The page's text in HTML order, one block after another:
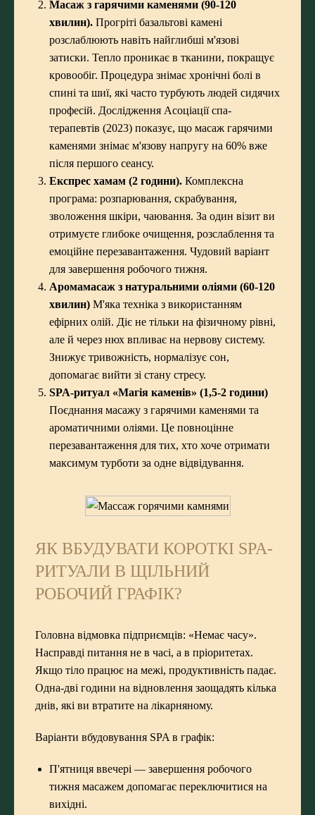
Масаж з гарячими каменями (90-120
хвилин). Прогріті базальтові камені
розслаблюють навіть найглибші м'язові
затиски. Тепло проникає в тканини, покращує
кровообіг. Процедура знімає хронічні болі в
спині та шиї, які часто турбують людей сидячих
професій. Дослідження Асоціації спа-
терапевтів (2023) показує, що масаж гарячими
каменями знімає м'язову напругу на 60% вже
після першого сеансу.
Експрес хамам (2 години). Комплексна
програма: розпарювання, скрабування,
зволоження шкіри, чаювання. За один візит ви
отримуєте глибоке очищення, розслаблення та
емоційне перезавантаження. Чудовий варіант
для завершення робочого тижня.
Аромамасаж з натуральними оліями (60-120
хвилин) М'яка техніка з використанням
ефірних олій. Діє не тільки на фізичному рівні,
але й через нюх впливає на нервову систему.
Знижує тривожність, нормалізує сон,
допомагає вийти зі стану стресу.
SPA-ритуал «Магія каменів» (1,5-2 години)
Поєднання масажу з гарячими каменями та
ароматичними оліями. Це повноцінне
перезавантаження для тих, хто хоче отримати
максимум турботи за одне відвідування.
ЯК ВБУДУВАТИ КОРОТКІ SPA-
РИТУАЛИ В ЩІЛЬНИЙ
РОБОЧИЙ ГРАФІК?
Головна відмовка підприємців: «Немає часу».
Насправді питання не в часі, а в пріоритетах.
Якщо тіло працює на межі, продуктивність падає.
Одна-дві години на відновлення заощадять кілька
днів, які ви втратите на лікарняному.
Варіанти вбудовування SPA в графік:
П'ятниця ввечері — завершення робочого
тижня масажем допомагає переключитися на
вихідні.